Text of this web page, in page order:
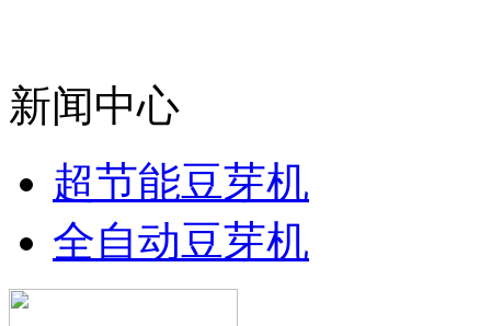
新闻中心
超节能豆芽机
全自动豆芽机